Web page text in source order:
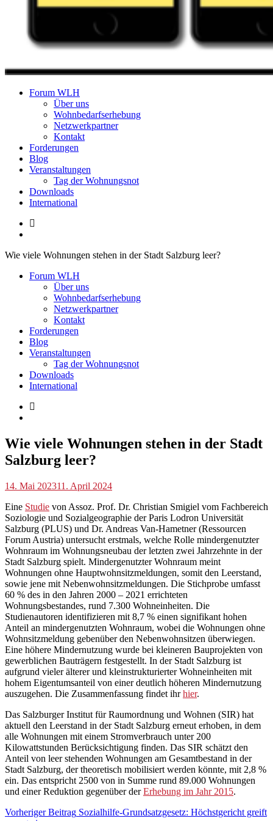
Forum Wohnungslosenhilfe Salzburg
Forum WLH
Über uns
Wohnbedarfserhebung
Netzwerkpartner
Kontakt
Forderungen
Blog
Veranstaltungen
Tag der Wohnungsnot
Downloads
International
Wie viele Wohnungen stehen in der Stadt Salzburg leer?
Forum WLH
Über uns
Wohnbedarfserhebung
Netzwerkpartner
Kontakt
Forderungen
Blog
Veranstaltungen
Tag der Wohnungsnot
Downloads
International
Blog
Wie viele Wohnungen stehen in der Stadt
Salzburg leer?
p.geschwendtner
14. Mai 202311. April 2024
Eine Studie von Assoz. Prof. Dr. Christian Smigiel vom Fachbereich
Soziologie und Sozialgeographie der Paris Lodron Universität
Salzburg (PLUS) und Dr. Andreas Van-Hametner (Ressourcen
Forum Austria) untersucht erstmals, welche Rolle mindergenutzter
Wohnraum im Wohnungsneubau der letzten zwei Jahrzehnte in der
Stadt Salzburg spielt. Mindergenutzter Wohnraum meint
Wohnungen ohne Hauptwohnsitzmeldungen, somit den Leerstand,
sowie jene mit Nebenwohnsitzmeldungen. Die Stichprobe umfasst
60 % des in den Jahren 2000 – 2021 errichteten
Wohnungsbestandes, rund 7.300 Wohneinheiten. Die
Studienautoren identifizieren mit 8,7 % einen signifikant hohen
Anteil an mindergenutzten Wohnraum, wobei die Wohnungen ohne
Wohnsitzmeldung gebenüber den Nebenwohnsitzen überwiegen.
Eine höhere Mindernutzung wurde bei kleineren Bauprojekten von
gewerblichen Bauträgern festgestellt. In der Stadt Salzburg ist
aufgrund vieler älterer und kleinstrukturierter Wohneinheiten mit
hohem Eigentumsanteil von einer deutlich höheren Mindernutzung
auszugehen. Die Zusammenfassung findet ihrhier.
Das Salzburger Institut für Raumordnung und Wohnen (SIR) hat
aktuell den Leerstand in der Stadt Salzburg erneut erhoben, in dem
alle Wohnungen mit einem Stromverbrauch unter 200
Kilowattstunden Berücksichtigung finden. Das SIR schätzt den
Anteil von leer stehenden Wohnungen am Gesamtbestand in der
Stadt Salzburg, der theoretisch mobilisiert werden könnte, mit 2,8 %
ein. Das entspricht 2500 von in Summe rund 89.000 Wohnungen
und einer Reduktion gegenüber derErhebung im Jahr 2015.
Kategorie:
Beitragsnavigation
Vorheriger Beitrag Sozialhilfe-Grundsatzgesetz: Höchstgericht greift